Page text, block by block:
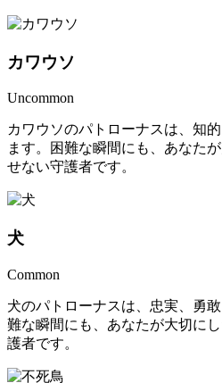
カワウソ
Uncommon
カワウソのパトローナスは、知
ます。困難な瞬間にも、あなた
せない守護者です。
犬
Common
犬のパトローナスは、忠実、勇
難な瞬間にも、あなたが大切に
護者です。